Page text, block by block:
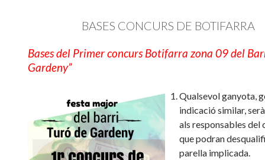
BASES CONCURS DE BOTIFARRA
Bases del Primer concurs Botifarra zona 09 del
Gardeny”
Qualsevol ganyota,
indicació similar,
als responsables del
que podran
parella implicada.